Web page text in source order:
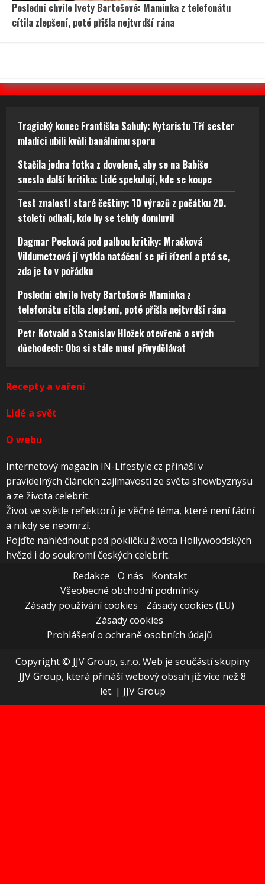
Poslední chvíle Ivety Bartošové: Maminka z telefonátu
cítila zlepšení, poté přišla nejtvrdší rána
Tragický konec Františka Sahuly: Kytaristu Tří sester
mladíci ubili kvůli banálnímu sporu
Stačila jedna fotka z dovolené, aby se na Babiše
snesla další kritika: Lidé spekulují, kde se koupe
Test znalostí staré češtiny: 10 výrazů z počátku 20.
století odhalí, kdo by se tehdy domluvil
Dagmar Pecková pod palbou kritiky: Mračková
Vildumetzová jí vytkla natáčení se při řízení a ptá se,
zda je to v pořádku
Poslední chvíle Ivety Bartošové: Maminka z
telefonátu cítila zlepšení, poté přišla nejtvrdší rána
Petr Kotvald a Stanislav Hložek otevřeně o svých
důchodech: Oba si stále musí přivydělávat
Recepty a vaření
Lidé a svět
O webu
Internetový magazín IN-Lifestyle.cz přináší v
pravidelných článcích zajímavosti ze světa showbyznysu
a ze života celebrit.
Život ve světle reflektorů je věčné téma, které není fádní
a nikdy se neomrzí.
Pojďte nahlédnout pod pokličku života Hollywoodských
hvězd i do soukromí českých celebrit.
Redakce
O nás
Kontakt
Všeobecné obchodní podmínky
Zásady používání cookies
Zásady cookies (EU)
Zásady cookies
Prohlášení o ochraně osobních údajů
Copyright © JJV Group, s.r.o. Web je součástí skupiny
JJV Group, která přináší webový obsah již více než 8
let. | JJV Group